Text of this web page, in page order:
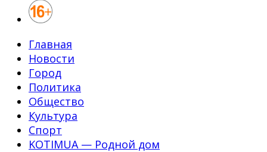
Главная
Новости
Город
Политика
Общество
Культура
Спорт
KOTIMUA — Родной дом